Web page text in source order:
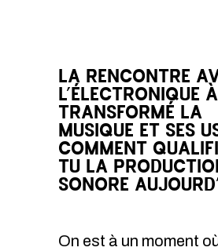
LA RENCONTRE
L’ÉLECTRONIQUE À
TRANSFORMÉ LA
MUSIQUE ET SES
COMMENT
TU LA
SONORE
On est à un moment